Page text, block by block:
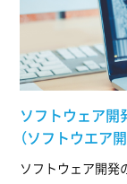
ソフトウェア開
（ソフトウエア開
ソフトウェア開発